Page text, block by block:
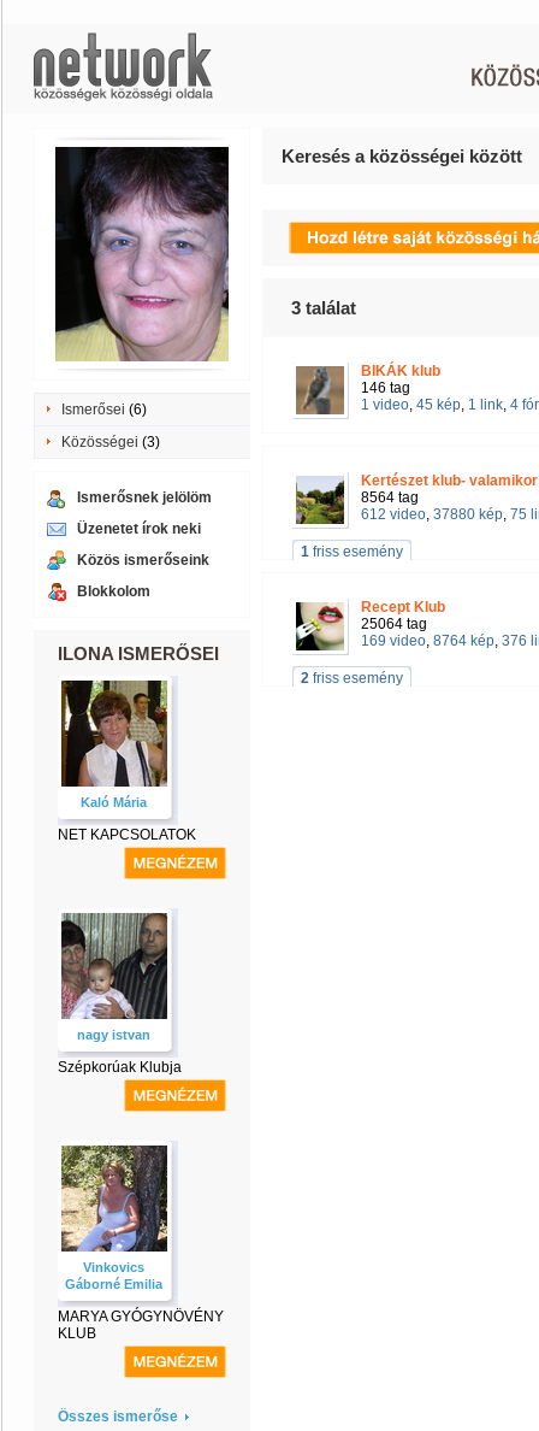
Ismerősei (6)
Közösségei (3)
Ismerősnek jelölöm
Üzenetet írok neki
Közös ismerőseink
Blokkolom
ILONA ISMERŐSEI
Kaló Mária
NET KAPCSOLATOK
nagy istvan
Szépkorúak Klubja
Vinkovics
Gáborné Emilia
MARYA GYÓGYNÖVÉNY
KLUB
Összes ismerőse
Keresés a közösségei között
3 találat
BIKÁK klub
146 tag
1 video, 45 kép, 1 link, 4
Kertészet klub-
8564 tag
612 video, 37880 kép, 75
1 friss esemény
Recept Klub
25064 tag
169 video, 8764 kép, 376
2 friss esemény